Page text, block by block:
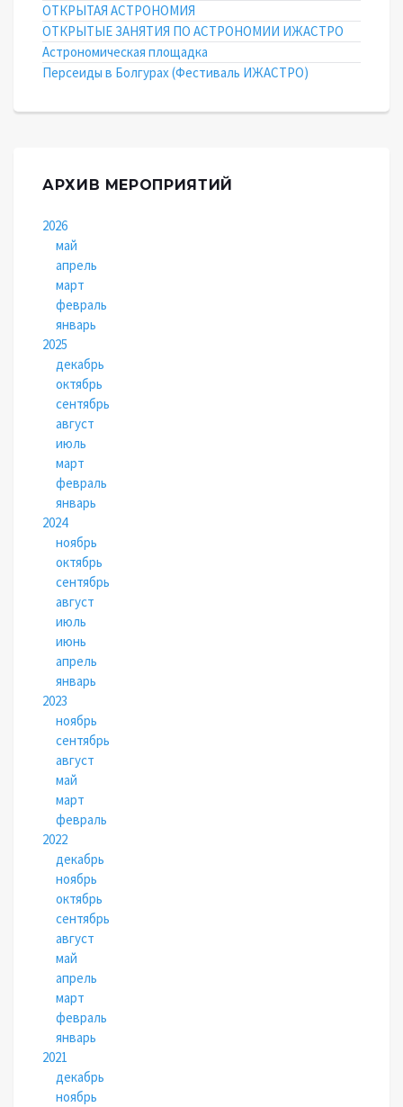
ОТКРЫТАЯ АСТРОНОМИЯ
ОТКРЫТЫЕ ЗАНЯТИЯ ПО АСТРОНОМИИ ИЖАСТРО
Астрономическая площадка
Персеиды в Болгурах (Фестиваль ИЖАСТРО)
АРХИВ МЕРОПРИЯТИЙ
2026
май
апрель
март
февраль
январь
2025
декабрь
октябрь
сентябрь
август
июль
март
февраль
январь
2024
ноябрь
октябрь
сентябрь
август
июль
июнь
апрель
январь
2023
ноябрь
сентябрь
август
май
март
февраль
2022
декабрь
ноябрь
октябрь
сентябрь
август
май
апрель
март
февраль
январь
2021
декабрь
ноябрь